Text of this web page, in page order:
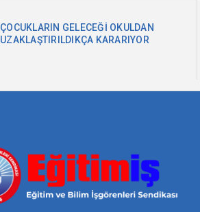
ÇOCUKLARIN GELECEĞİ OKULDAN
UZAKLAŞTIRILDIKÇA KARARIYOR